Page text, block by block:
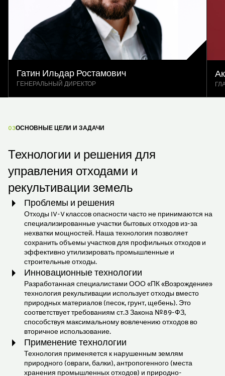
Гатин Ильдар Ростамович
ГЕНЕРАЛЬНЫЙ ДИРЕКТОР
03ОСНОВНЫЕ ЦЕЛИ И ЗАДАЧИ
Технологии и решения для
управления отходами и
рекультивации земель
Проблемы и решения
Отходы IV-V классов опасности часто не принимаются на
специализированные участки бытовых отходов из-за
нехватки мощностей. Наша технология позволяет
сохранить объемы участков для профильных отходов и
эффективно утилизировать промышленные и
строительные отходы.
Инновационные технологии
Разработанная специалистами ООО «ПК «Возрождение»
технология рекультивации использует отходы вместо
природных материалов (песок, грунт, щебень). Это
соответствует требованиям ст.3 Закона №89-ФЗ,
способствуя максимальному вовлечению отходов во
вторичное использование.
Применение технологии
Технология применяется к нарушенным землям
природного (овраги, балки), антропогенного (места
хранения промышленных отходов) и природно-